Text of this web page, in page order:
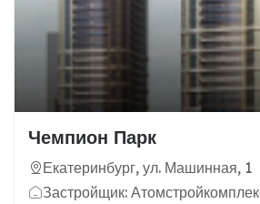
Чемпион Парк
Екатеринбург, ул. Машинная, 1
Застройщик: